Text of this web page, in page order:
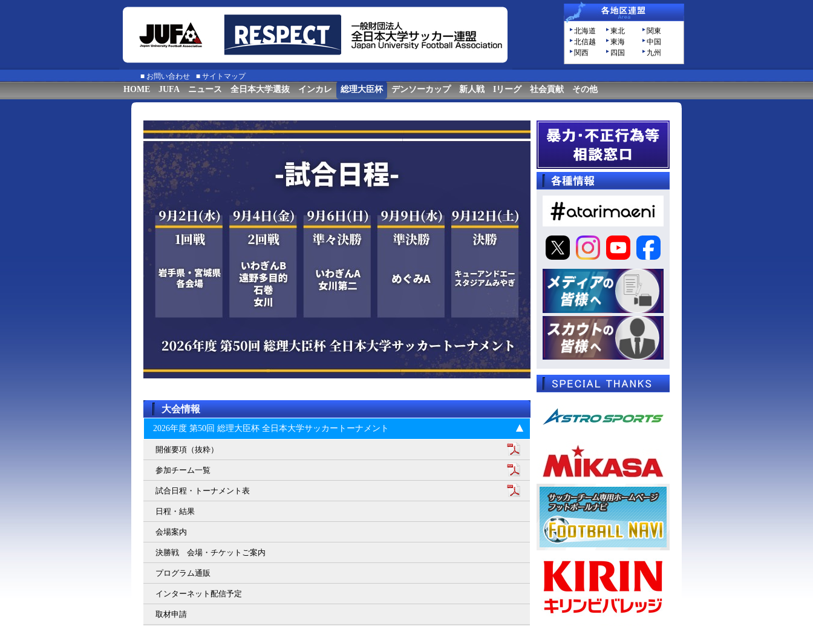
北海道 東北
関東
北信越
東海
中国
関西
四国 九州
■ お問い合わせ ■ サイトマップ
HOME JUFA ニュース 全日本大学選抜 インカレ 総理大臣杯 デンソーカップ 新人戦 Iリーグ 社会貢献 その他
大会情報
2026年度 第50回 総理大臣杯 全日本大学サッカートーナメント
開催要項（抜粋）
参加チーム一覧
試合日程・トーナメント表
日程・結果
会場案内
決勝戦 会場・チケットご案内
プログラム通販
インターネット配信予定
取材申請